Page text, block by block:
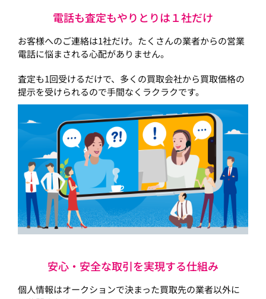
電話も査定もやりとりは１社だけ
お客様へのご連絡は1社だけ。たくさんの業者からの営業
電話に悩まされる心配がありません。
査定も1回受けるだけで、多くの買取会社から買取価格の
提示を受けられるので手間なくラクラクです。
安心・安全な取引を実現する仕組み
個人情報はオークションで決まった買取先の業者以外に